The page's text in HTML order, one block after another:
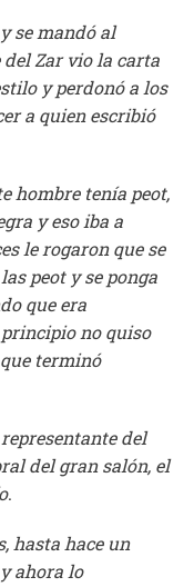
se mandó al
Zar vio la carta
y perdonó a los
a quien escribió
hombre tenía peot,
y eso iba a
le rogaron que se
peot y se ponga
que era
no quiso
terminó
del
del gran salón, el
.
hasta hace un
ahora lo